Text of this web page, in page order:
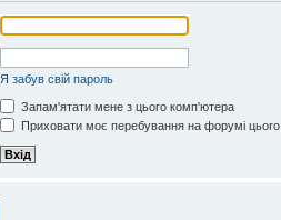
Я забув свій пароль
Запам'ятати мене з цього комп'ютера
Приховати моє перебування на форумі